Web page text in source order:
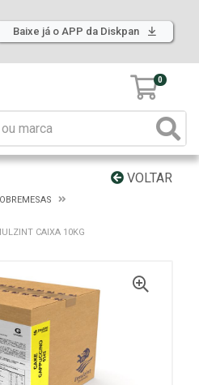
Baixe já o APP da Diskpan
0
VOLTAR
CAIXA 10KG